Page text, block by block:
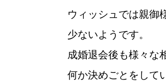
ウィッシュでは親御
少ないようです。
成婚退会後も様々な
何か決めごとをして